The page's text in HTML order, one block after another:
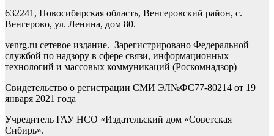
632241, Новосибирская область, Венгеровский район, с.
Венгерово, ул. Ленина, дом 80.
venrg.ru сетевое издание. Зарегистрировано Федеральной
службой по надзору в сфере связи, информационных
технологий и массовых коммуникаций (Роскомнадзор)
Свидетельство о регистрации СМИ ЭЛ№ФС77-80214 от 19
января 2021 года
Учредитель ГАУ НСО «Издательский дом «Советская
Сибирь».